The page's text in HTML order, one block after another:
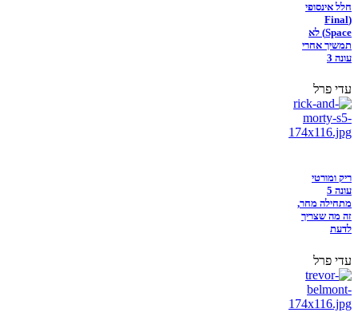
חלל אינסופי
(Final
Space) לא
תמשיך אחרי
עונה 3
עדי פרל
ריק ומורטי
עונה 5
מתחילה מחר,
זה מה שצריך
לדעת
עדי פרל